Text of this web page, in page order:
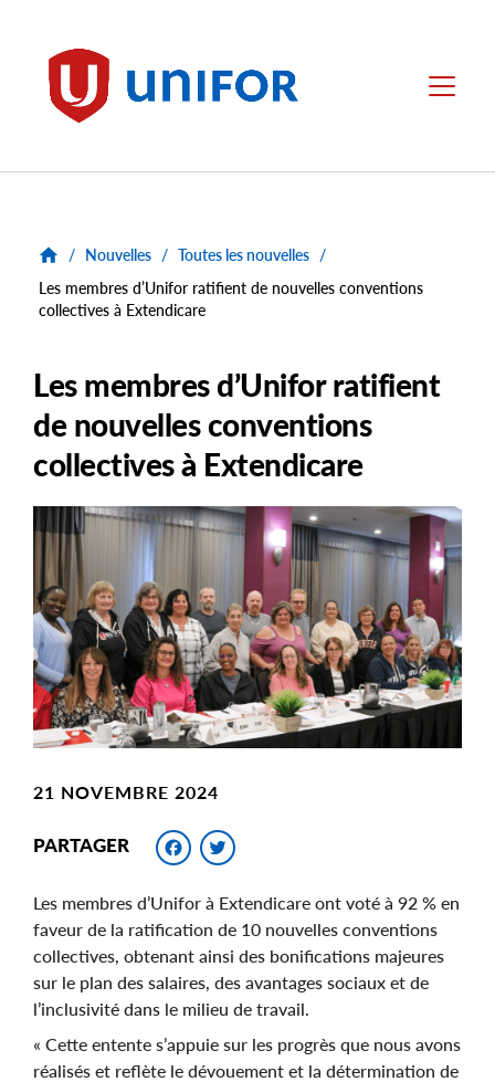
Unifor Menu
/ Nouvelles / Toutes les nouvelles /
Les membres d’Unifor ratifient de nouvelles conventions
collectives à Extendicare
Les membres d’Unifor ratifient
de nouvelles conventions
collectives à Extendicare
Main
Image
Image
21 NOVEMBRE 2024
PARTAGER Facebook
Les membres d’Unifor à Extendicare ont voté à 92 % en
faveur de la ratification de 10 nouvelles conventions
collectives, obtenant ainsi des bonifications majeures
sur le plan des salaires, des avantages sociaux et de
l’inclusivité dans le milieu de travail.
« Cette entente s’appuie sur les progrès que nous avons
réalisés et reflète le dévouement et la détermination de